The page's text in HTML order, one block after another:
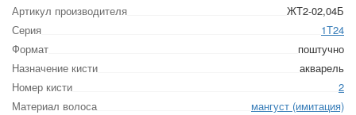
Артикул производителя
ЖТ2-02,04Б
Серия
1Т24
Формат
поштучно
Назначение кисти
акварель
Номер кисти
2
Материал волоса
мангуст (имитация)